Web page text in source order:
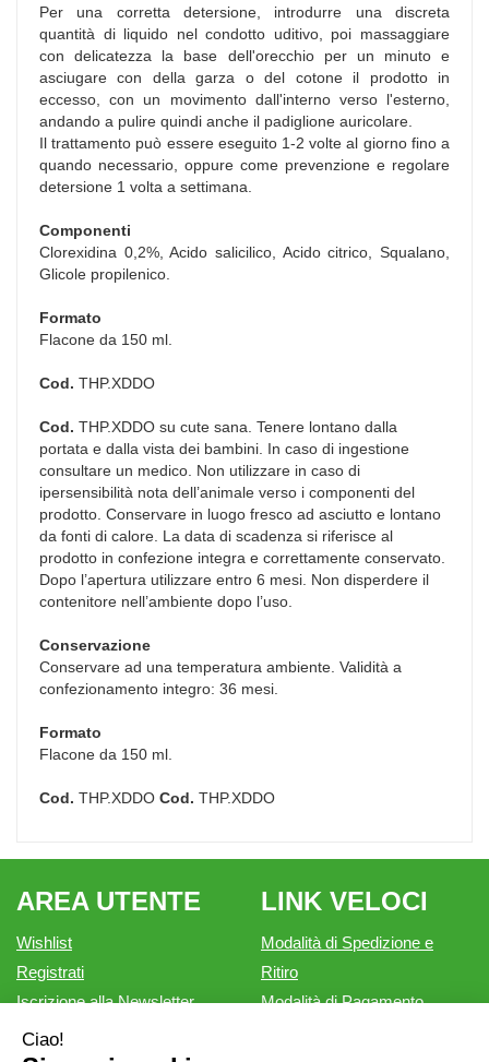
Per una corretta detersione, introdurre una discreta
quantità di liquido nel condotto uditivo, poi massaggiare
con delicatezza la base dell'orecchio per un minuto e
asciugare con della garza o del cotone il prodotto in
eccesso, con un movimento dall'interno verso l'esterno,
andando a pulire quindi anche il padiglione auricolare.
Il trattamento può essere eseguito 1-2 volte al giorno fino a
quando necessario, oppure come prevenzione e regolare
detersione 1 volta a settimana.
Componenti
Clorexidina 0,2%, Acido salicilico, Acido citrico, Squalano,
Glicole propilenico.
Formato
Flacone da 150 ml.
Cod. THP.XDDO
Cod. THP.XDDO su cute sana. Tenere lontano dalla
portata e dalla vista dei bambini. In caso di ingestione
consultare un medico. Non utilizzare in caso di
ipersensibilità nota dell’animale verso i componenti del
prodotto. Conservare in luogo fresco ad asciutto e lontano
da fonti di calore. La data di scadenza si riferisce al
prodotto in confezione integra e correttamente conservato.
Dopo l’apertura utilizzare entro 6 mesi. Non disperdere il
contenitore nell’ambiente dopo l’uso.
Conservazione
Conservare ad una temperatura ambiente. Validità a
confezionamento integro: 36 mesi.
Formato
Flacone da 150 ml.
Cod. THP.XDDO Cod. THP.XDDO
AREA UTENTE
Wishlist
Registrati
Iscrizione alla Newsletter
Contatti
LINK VELOCI
Modalità di Spedizione e
Ritiro
Modalità di Pagamento